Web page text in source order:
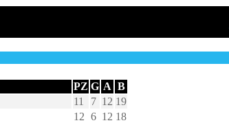
PZ G A B
11 7 12 19
12 6 12 18